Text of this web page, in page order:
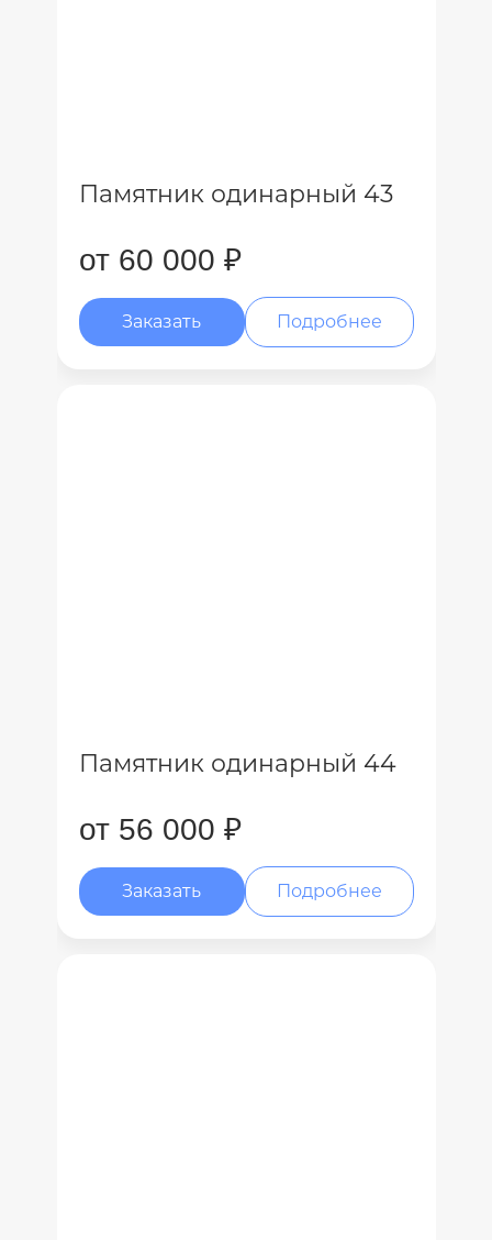
Памятник одинарный 43
от 60 000 ₽
Заказать Подробнее
Памятник одинарный 44
от 56 000 ₽
Заказать Подробнее